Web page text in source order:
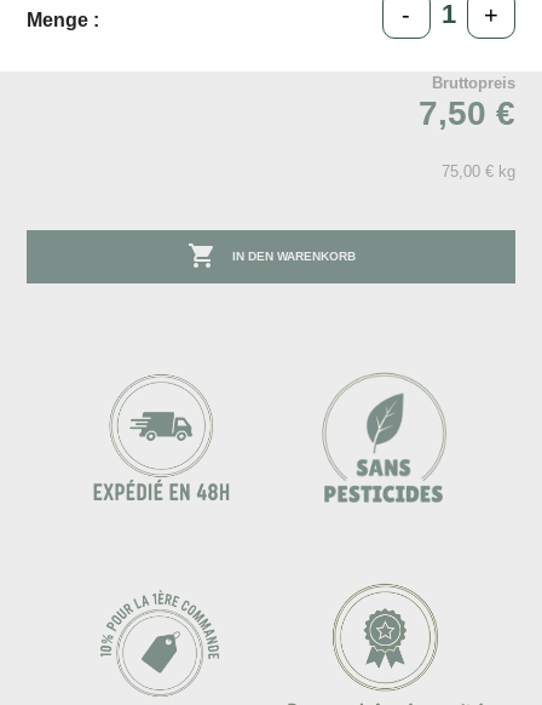
Menge : - +
Bruttopreis
7,50 €
75,00 € kg
 IN DEN WARENKORB